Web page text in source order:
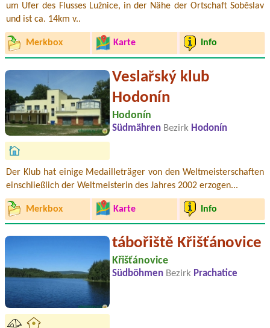
um Ufer des Flusses Lužnice, in der Nähe der Ortschaft Soběslav
und ist ca. 14km v..
Merkbox Karte Info
Veslařský klub
Hodonín
Hodonín
Südmähren Bezirk Hodonín
Der Klub hat einige Medailleträger von den Weltmeisterschaften
einschließlich der Weltmeisterin des Jahres 2002 erzogen...
Merkbox Karte Info
tábořiště Křišťánovice
Křišťánovice
Südböhmen Bezirk Prachatice